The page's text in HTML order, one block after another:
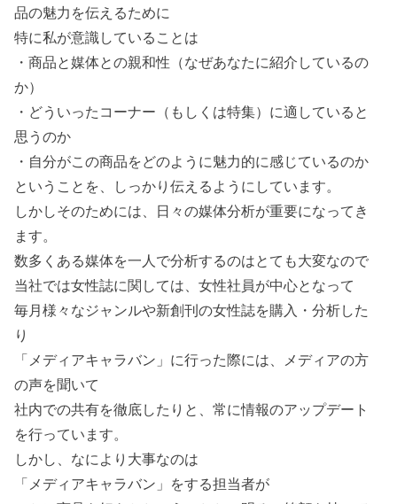
品の魅力を伝えるために
特に私が意識していることは
・商品と媒体との親和性（なぜあなたに紹介しているの
か）
・どういったコーナー（もしくは特集）に適していると
思うのか
・自分がこの商品をどのように魅力的に感じているのか
ということを、しっかり伝えるようにしています。
しかしそのためには、日々の媒体分析が重要になってき
ます。
数多くある媒体を一人で分析するのはとても大変なので
当社では女性誌に関しては、女性社員が中心となって
毎月様々なジャンルや新創刊の女性誌を購入・分析した
り
「メディアキャラバン」に行った際には、メディアの方
の声を聞いて
社内での共有を徹底したりと、常に情報のアップデート
を行っています。
しかし、なにより大事なのは
「メディアキャラバン」をする担当者が